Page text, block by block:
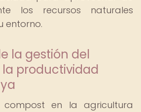
los recursos naturales
entorno.
la gestión del
productividad
en la agricultura